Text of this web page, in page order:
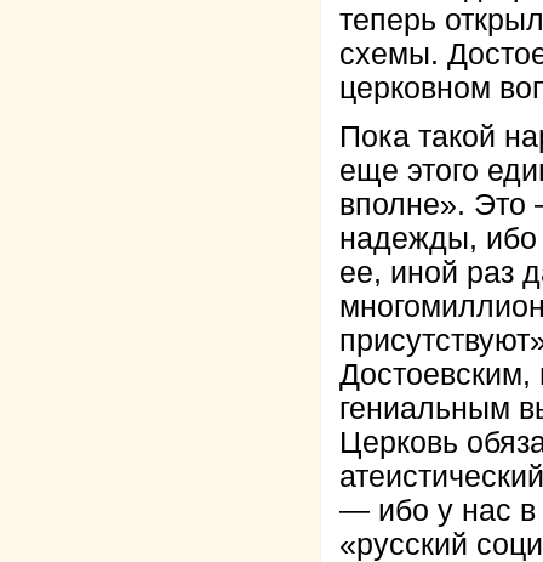
теперь
схемы.
церковном
Пока такой
еще этого
вполне». Это
надежды, ибо
ее, иной раз
Достоевским,
гениальным
Церковь
— ибо у нас в
«русский